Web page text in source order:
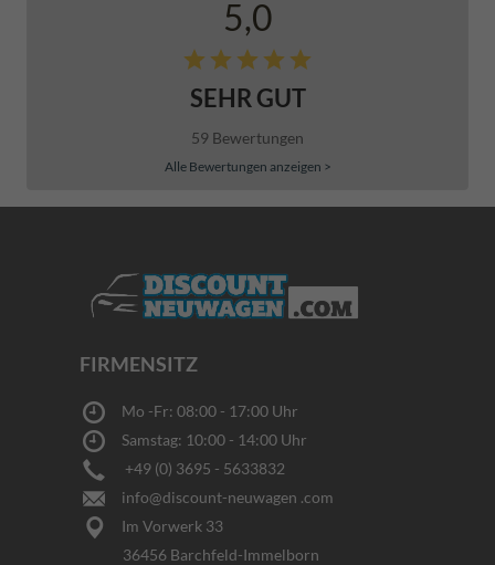
5,0
SEHR GUT
59 Bewertungen
Alle Bewertungen anzeigen >
FIRMENSITZ
Mo -Fr: 08:00 - 17:00 Uhr
Samstag: 10:00 - 14:00 Uhr
+49 (0) 3695 - 5633832
info@discount-neuwagen .com
Im Vorwerk 33
36456 Barchfeld-Immelborn